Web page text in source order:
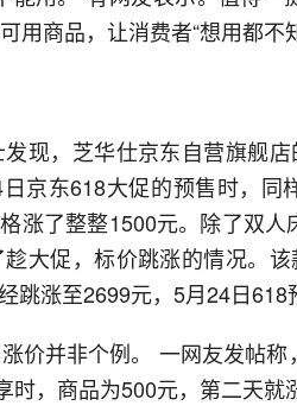
用商品，让消费者“想用都不
现，芝华仕京东自营旗舰
京东618大促的预售时，同
涨了整整1500元。除了双
大促，标价跳涨的情况。
跳涨至2699元，5月24日618
价并非个例。 一网友发帖
，商品为500元，第二天就